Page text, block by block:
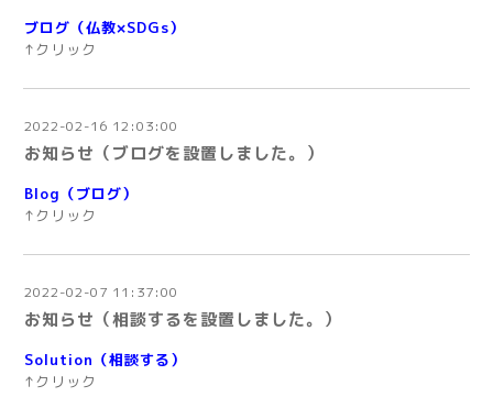
ブログ（仏教×SDGs）
↑クリック
2022-02-16 12:03:00
お知らせ（ブログを設置しました。）
Blog（ブログ）
↑クリック
2022-02-07 11:37:00
お知らせ（相談するを設置しました。）
Solution（相談する）
↑クリック